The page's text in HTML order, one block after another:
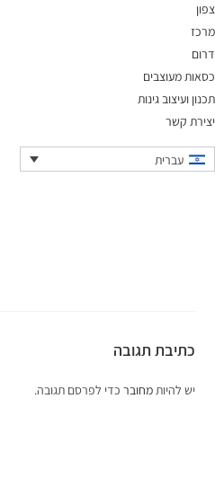
צפון
מרכז
דרום
כסאות מעוצבים
תכנון ועיצוב גינות
יצירת קשר
עברית
כתיבת תגובה
יש להיותמחובר כדי לפרסם תגובה.